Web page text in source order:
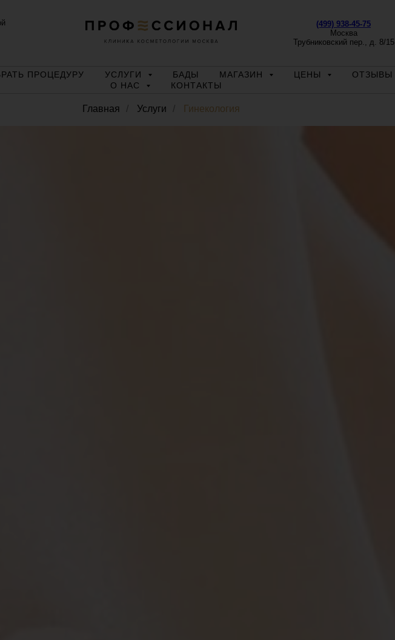
(499) 938-45-75
Москва
Трубниковский пер., д. 8/15
ПРОЦЕДУРУ УСЛУГИ БАДЫ МАГАЗИН ЦЕНЫ ОТЗЫВЫ
О НАС
КОНТАКТЫ
Главная / Услуги / Гинекология